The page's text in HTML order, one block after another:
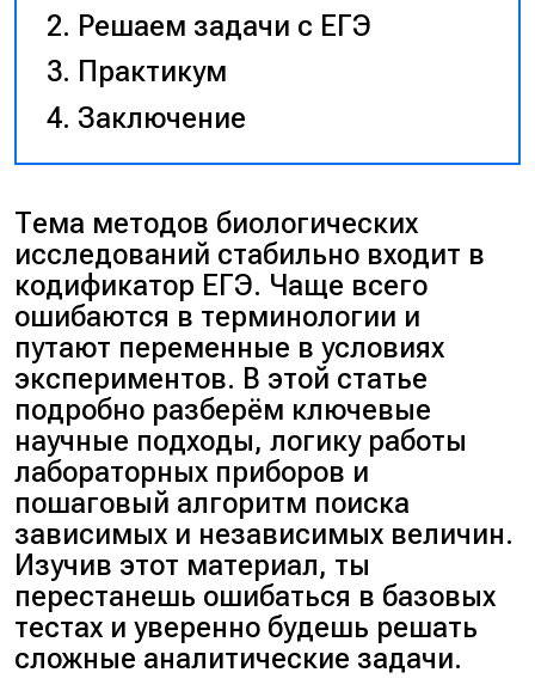
Решаем задачи с ЕГЭ
Практикум
Заключение
Тема методов биологических
исследований стабильно входит в
кодификатор ЕГЭ. Чаще всего
ошибаются в терминологии и
путают переменные в условиях
экспериментов. В этой статье
подробно разберём ключевые
научные подходы, логику работы
лабораторных приборов и
пошаговый алгоритм поиска
зависимых и независимых величин.
Изучив этот материал, ты
перестанешь ошибаться в базовых
тестах и уверенно будешь решать
сложные аналитические задачи.